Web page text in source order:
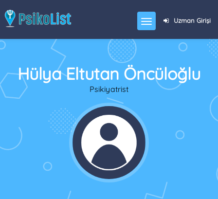
Uzman Girişi
Hülya Eltutan Öncüloğlu
Psikiyatrist